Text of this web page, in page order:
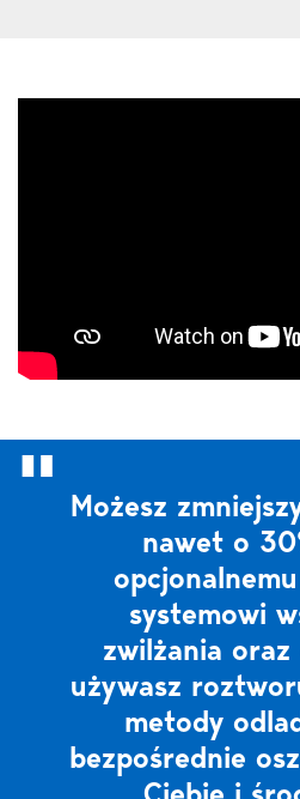
Możesz
nawet o
systemowi
zwilżania oraz
używasz
metody
bezpośrednie